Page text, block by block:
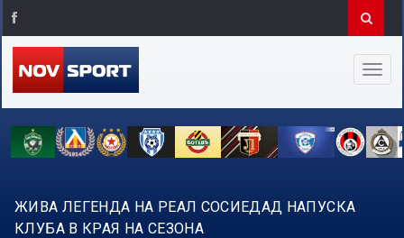
ЖИВА ЛЕГЕНДА НА РЕАЛ СОСИЕДАД НАПУСКА
КЛУБА В КРАЯ НА СЕЗОНА